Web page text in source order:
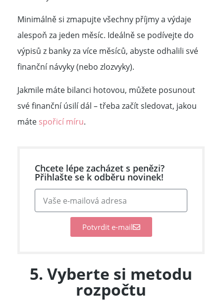
Minimálně si zmapujte všechny příjmy a výdaje
alespoň za jeden měsíc. Ideálně se podívejte do
výpisů z banky za více měsíců, abyste odhalili své
finanční návyky (nebo zlozvyky).
Jakmile máte bilanci hotovou, můžete posunout
své finanční úsilí dál – třeba začít sledovat, jakou
máte spořicí míru.
Chcete lépe zacházet s penězi?
Přihlašte se k odběru novinek!
Potvrdit e-mail
5. Vyberte si metodu
rozpočtu